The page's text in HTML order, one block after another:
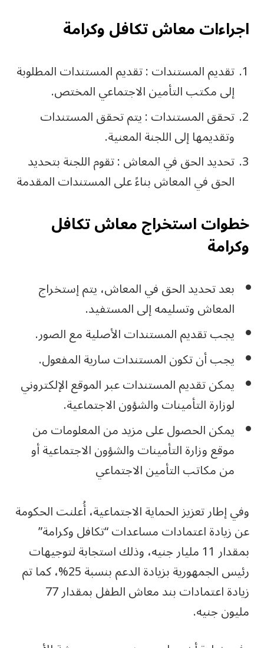
اجراءات معاش تكافل وكرامة
تقديم المستندات : تقديم المستندات المطلوبة
إلى مكتب التأمين الاجتماعي المختص.
تحقق المستندات : يتم تحقق المستندات
وتقديمها إلى اللجنة المعنية.
تحديد الحق في المعاش : تقوم اللجنة بتحديد
الحق في المعاش بناءً على المستندات المقدمة
خطوات استخراج معاش تكافل
وكرامة
بعد تحديد الحق في المعاش، يتم إستخراج
المعاش وتسليمه إلى المستفيد.
يجب تقديم المستندات الأصلية مع الصور.
يجب أن تكون المستندات سارية المفعول.
يمكن تقديم المستندات عبر الموقع الإلكتروني
لوزارة التأمينات والشؤون الاجتماعية.
يمكن الحصول على مزيد من المعلومات من
موقع وزارة التأمينات والشؤون الاجتماعية أو
من مكاتب التأمين الاجتماعي
وفي إطار تعزيز الحماية الاجتماعية، أُعلنت الحكومة
عن زيادة اعتمادات مساعدات “تكافل وكرامة”
بمقدار 11 مليار جنيه، وذلك استجابة لتوجيهات
رئيس الجمهورية بزيادة الدعم بنسبة 25%، كما تم
زيادة اعتمادات بند معاش الطفل بمقدار 77
مليون جنيه.